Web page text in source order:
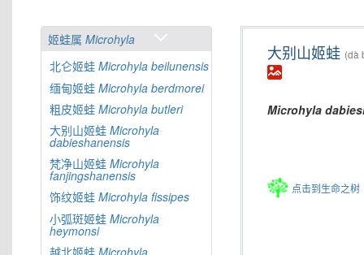
姬蛙属 Microhyla
北仑姬蛙 Microhyla beilunensis
缅甸姬蛙 Microhyla berdmorei
粗皮姬蛙 Microhyla butleri
大别山姬蛙 Microhyla
dabieshanensis
梵净山姬蛙 Microhyla
fanjingshanensis
饰纹姬蛙 Microhyla fissipes
小弧斑姬蛙 Microhyla
heymonsi
越北姬蛙 Microhyla
大别山姬蛙 (dà
Microhyla
点击到生命之树